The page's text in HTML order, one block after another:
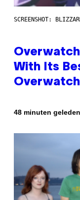
SCREENSHOT:
With Its
48 minuten geleden